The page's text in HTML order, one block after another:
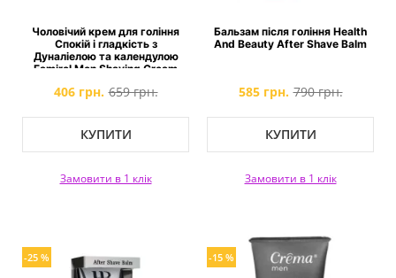
Чоловічий крем для гоління
Спокій і гладкість з
Дуналіелою та календулою
Famirel Men Shaving Cream
406 грн. 659 грн.
КУПИТИ
Замовити в 1 клік
Бальзам після гоління Health
And Beauty After Shave Balm
585 грн. 790 грн.
КУПИТИ
Замовити в 1 клік
-25 % -15 %